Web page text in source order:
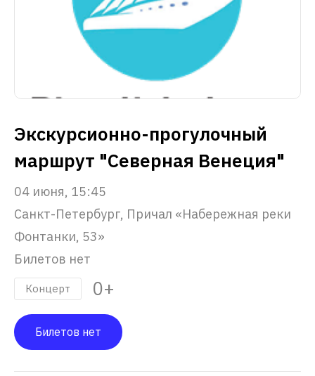
Экскурсионно-прогулочный
маршрут "Северная Венеция"
04 июня, 15:45
Санкт-Петербург, Причал «Набережная реки
Фонтанки, 53»
Билетов нет
Концерт 0+
Билетов нет